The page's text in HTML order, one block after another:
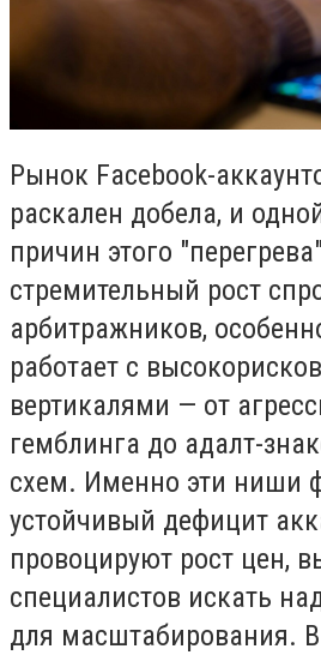
Рынок Facebook-
раскален добела, и
причин этого
стремительный рост
арбитражников,
работает с
вертикалями — от
гемблинга до адалт-
схем. Именно эти ниши
устойчивый дефицит
провоцируют рост цен,
специалистов искать
для масштабирования. В